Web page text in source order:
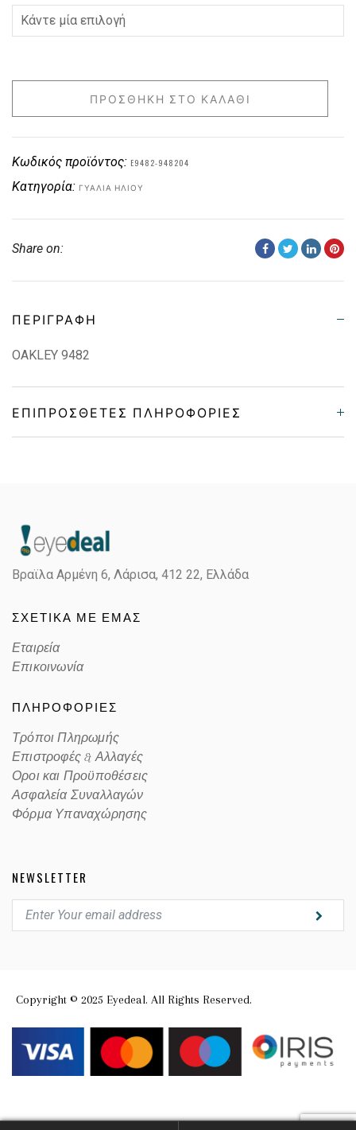
ΠΡΟΣΘΉΚΗ ΣΤΟ ΚΑΛΆΘΙ
Κωδικός προϊόντος: E9482-948204
Κατηγορία: ΓΥΑΛΙΆ ΗΛΊΟΥ
Share on:
ΠΕΡΙΓΡΑΦΉ
OAKLEY 9482
ΕΠΙΠΡΌΣΘΕΤΕΣ ΠΛΗΡΟΦΟΡΊΕΣ
Color
POLARIZED PRIZM MIRROR
Color code
Βραϊλα Αρμένη 6, Λάρισα, 412 22, Ελλάδα
ΣΧΕΤΙΚΑ ΜΕ ΕΜΑΣ
Εταιρεία
Επικοινωνία
ΠΛΗΡΟΦΟΡΙΕΣ
Τρόποι Πληρωμής
Επιστροφές & Αλλαγές
Οροι και Προϋποθέσεις
Ασφαλεία Συναλλαγών
Φόρμα Υπαναχώρησης
NEWSLETTER
Copyright © 2025 Eyedeal. All Rights Reserved.